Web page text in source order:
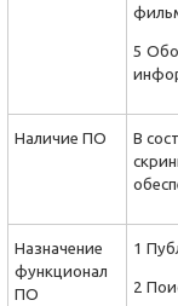
5
Наличие ПО
В
Назначение
функционал
ПО
1
2